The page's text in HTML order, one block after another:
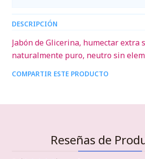
DESCRIPCIÓN
Jabón de Glicerina, humectar extra
naturalmente puro, neutro sin
COMPARTIR ESTE PRODUCTO
Reseñas de